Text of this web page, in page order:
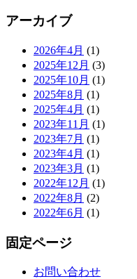
アーカイブ
2026年4月 (1)
2025年12月 (3)
2025年10月 (1)
2025年8月 (1)
2025年4月 (1)
2023年11月 (1)
2023年7月 (1)
2023年4月 (1)
2023年3月 (1)
2022年12月 (1)
2022年8月 (2)
2022年6月 (1)
固定ページ
お問い合わせ